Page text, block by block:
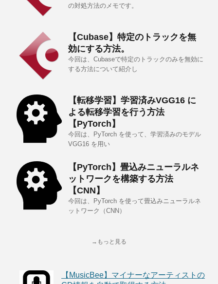
の対処方法のメモです。
【Cubase】特定のトラックを無
効にする方法。
今回は、Cubaseで特定のトラックのみを無効に
する方法について紹介し
【転移学習】学習済みVGG16 に
よる転移学習を行う方法
【PyTorch】
今回は、PyTorch を使って、学習済みのモデル
VGG16 を用い
【PyTorch】畳込みニューラルネ
ットワークを構築する方法
【CNN】
今回は、PyTorch を使って畳込みニューラルネ
ットワーク（CNN）
→もっと見る
【MusicBee】マイナーなアーティストの